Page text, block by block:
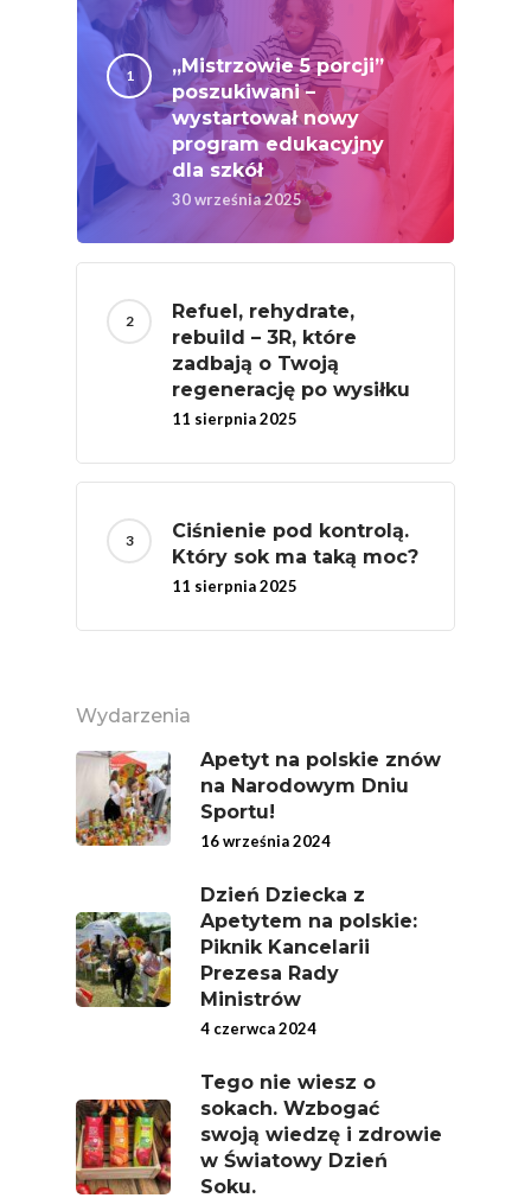
„Mistrzowie 5 porcji”
poszukiwani –
wystartował nowy
program edukacyjny
dla szkół
30 września 2025
Refuel, rehydrate,
rebuild – 3R, które
zadbają o Twoją
regenerację po wysiłku
11 sierpnia 2025
Ciśnienie pod kontrolą.
Który sok ma taką moc?
11 sierpnia 2025
Wydarzenia
Apetyt na polskie znów
na Narodowym Dniu
Sportu!
16 września 2024
Dzień Dziecka z
Apetytem na polskie:
Piknik Kancelarii
Prezesa Rady
Ministrów
4 czerwca 2024
Tego nie wiesz o
sokach. Wzbogać
swoją wiedzę i zdrowie
w Światowy Dzień
Soku.
Good Move
Związek Zawodowy
Rolników Ojczyzna
Branża
Wydarzenia
Badania